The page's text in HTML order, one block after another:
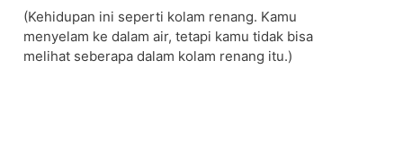
(Kehidupan ini seperti kolam renang. Kamu
menyelam ke dalam air, tetapi kamu tidak bisa
melihat seberapa dalam kolam renang itu.)